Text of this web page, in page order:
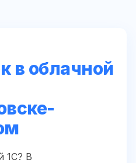
в облачной
1С? В